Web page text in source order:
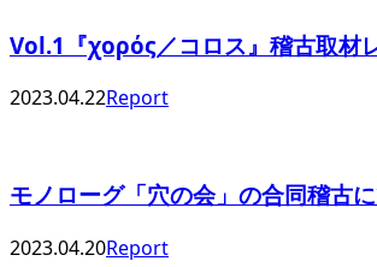
Vol.1『χορός／コロス』稽古取材
2023.04.22Report
モノローグ「穴の会」の合同稽古
2023.04.20Report